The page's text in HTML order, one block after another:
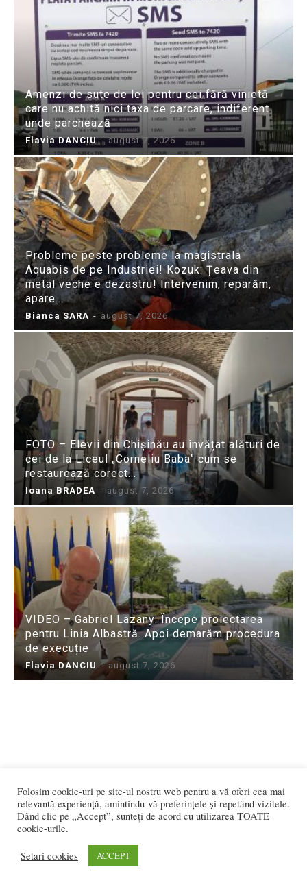
Amenzi de sute de lei pentru cei fără vinietă
care nu achită nici taxa de parcare, indiferent
unde parchează
Flavia DANCIU - august 7, 2026
Probleme peste probleme la magistrala
Aquabis de pe Industriei! Kozuk: Țeava din
metal veche e dezastru! Intervenim, reparăm,
apare...
Bianca SARA - august 7, 2026
FOTO – Elevii din Chișinău au învățat alături de
cei de la Liceul „Corneliu Baba” cum se
restaurează corect...
Ioana BRADEA - august 7, 2026
VIDEO – Gabriel Lazany: Începe proiectarea
pentru Linia Albastră. Apoi demarăm procedura
de execuție
Flavia DANCIU - august 7, 2026
Folosim cookie-uri pe site-ul nostru web pentru a vă oferi cea mai
relevantă experiență, amintindu-vă preferințele și repetând vizitele.
Dând clic pe „Accept”, sunteți de acord cu utilizarea TOATE
cookie-urile.
Setari cookies ACCEPT